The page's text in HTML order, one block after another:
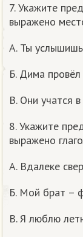
7. Укажите
выражено
А. Ты
Б. Дима
В. Они учатся
8. Укажите
выражено
А. Вдалеке
Б. Мой брат –
В. Я люблю